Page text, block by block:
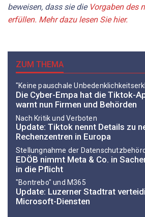
beweisen, dass sie die Vorgaben des
erfüllen. Mehr dazu lesen Sie hier.
ZUM THEMA
"Keine pauschale
Die Cyber-Empa hat die Tiktok-
warnt nun Firmen und Behörden
Nach Kritik und Verboten
Update: Tiktok nennt Details zu
Rechenzentren in Europa
Stellungnahme der
EDÖB nimmt Meta & Co. in
in die Pflicht
"Bontrebo" und M365
Update: Luzerner Stadtrat
Microsoft-Diensten